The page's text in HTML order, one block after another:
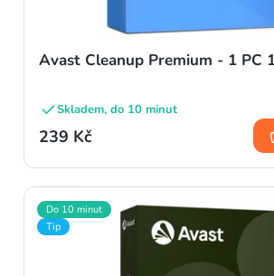
Avast Cleanup Premium - 1 PC
Skladem, do 10 minut
239 Kč
Do 10 minut
Tip